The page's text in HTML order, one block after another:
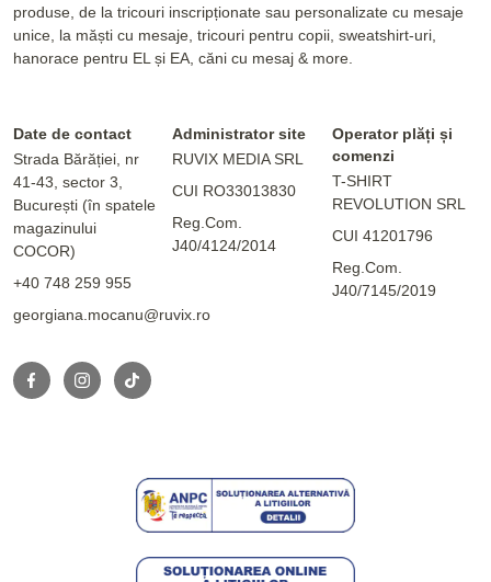
produse, de la tricouri inscripționate sau personalizate cu mesaje
unice, la măști cu mesaje, tricouri pentru copii, sweatshirt-uri,
hanorace pentru EL și EA, căni cu mesaj & more.
Date de contact
Strada Bărăției, nr
41-43, sector 3,
București (în spatele
magazinului
COCOR)
+40 748 259 955
georgiana.mocanu@ruvix.ro
Administrator site
RUVIX MEDIA SRL
CUI RO33013830
Reg.Com.
J40/4124/2014
Operator plăți și
comenzi
T-SHIRT
REVOLUTION SRL
CUI 41201796
Reg.Com.
J40/7145/2019